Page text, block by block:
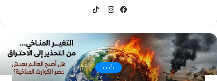
كُتاب